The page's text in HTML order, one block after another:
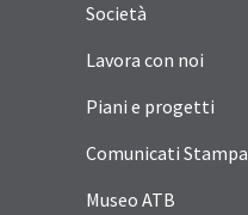
Società
Lavora con noi
Piani e progetti
Comunicati Stampa
Museo ATB